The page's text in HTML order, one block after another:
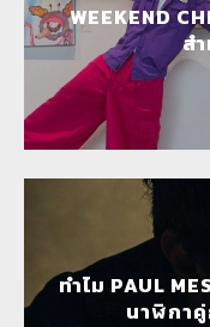
WEEKEND
ส
ทำไม PAUL
นาฬิกา